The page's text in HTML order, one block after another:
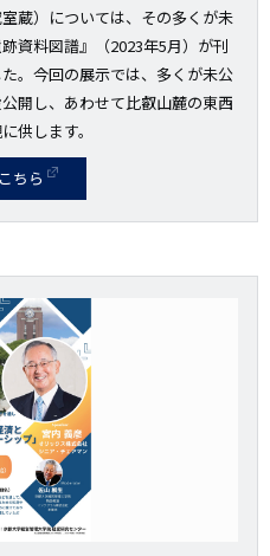
蔵）については、その多くが未
資料図譜』（2023年5月）が刊
。今回の展示では、多くが未公
開し、あわせて比叡山麓の東西
供します。
ちら